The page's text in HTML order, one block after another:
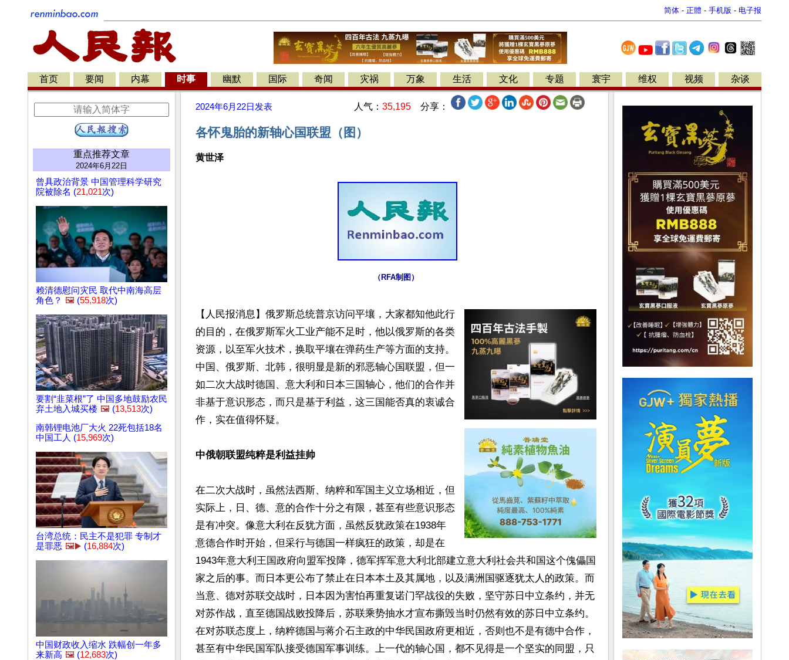
简体 - 正體 - 手机版 - 电子报
首页 要闻 内幕 时事 幽默 国际 奇闻 灾祸 万象 生活 文化 专题 寰宇 维权 视频 杂谈
重点推荐文章
2024年6月22日
曾具政治背景 中国管理科学研究
院被除名 (21,021次)
赖清德慰问灾民 取代中南海高层
角色？ 🖼️ (55,918次)
要割“韭菜根”了 中国多地鼓励农民
弃土地入城买楼 🖼️ (13,513次)
南韩锂电池厂大火 22死包括18名
中国工人 (15,969次)
台湾总统：民主不是犯罪 专制才
是罪恶 🖼️▶️ (16,884次)
中国财政收入缩水 跌幅创一年多
来新高 🖼️ (12,683次)
2024年6月22日 发表 人气： 35,195 分享：
各怀鬼胎的新轴心国联盟（图）
黄世泽
（RFA制图）
【人民报消息】俄罗斯总统普京访问平壤，大家都知他此行
的目的，在俄罗斯军火工业产能不足时，他以俄罗斯的各类
资源，以至军火技术，换取平壤在弹药生产等方面的支持。
中国、俄罗斯、北韩，很明显是新的邪恶轴心国联盟，但一
如二次大战时德国、意大利和日本三国轴心，他们的合作并
非基于意识形态，而只是基于利益，这三国能否真的衷诚合
作，实在值得怀疑。
中俄朝联盟纯粹是利益挂帅
在二次大战时，虽然法西斯、纳粹和军国主义立场相近，但
实际上，日、德、意的合作十分之有限，甚至有些意识形态
是有冲突。像意大利在反犹方面，虽然反犹政策在1938年
意德合作时开始，但采行与德国一样疯狂的政策，却是在
1943年意大利王国政府向盟军投降，德军挥军意大利北部建立意大利社会共和国这个傀儡国
家之后的事。而日本更公布了禁止在日本本土及其属地，以及满洲国驱逐犹太人的政策。而
当意、德对苏联交战时，日本因为害怕再重复诺门罕战役的失败，坚守苏日中立条约，并无
对苏作战，直至德国战败投降后，苏联乘势抽水才宣布撕毁当时仍然有效的苏日中立条约。
在对苏联态度上，纳粹德国与蒋介石主政的中华民国政府更相近，否则也不是有德中合作，
甚至有中华民国军队接受德国军事训练。上一代的轴心国，都不见得是一个坚实的同盟，只